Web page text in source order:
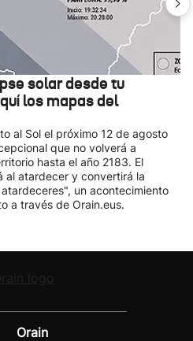
solar desde tu
los mapas del
al Sol el próximo 12 de agosto
que no volverá a
hasta el año 2183. El
al atardecer y convertirá la
un acontecimiento
a través de Orain.eus.
Orain